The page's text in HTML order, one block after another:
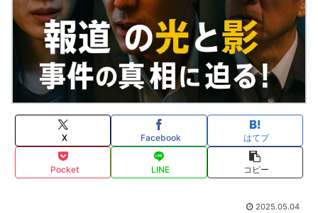
X Facebook はてブ
Pocket LINE コピー
2025.05.04